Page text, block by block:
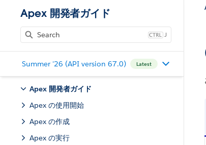
Apex 開発者ガイド
J
Summer '26 (API version 67.0) Latest
Apex 開発者ガイド
Apex の使用開始
Apex の作成
Apex の実行